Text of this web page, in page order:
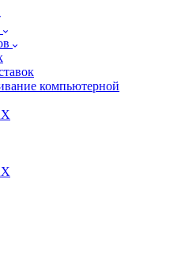
компьютерной